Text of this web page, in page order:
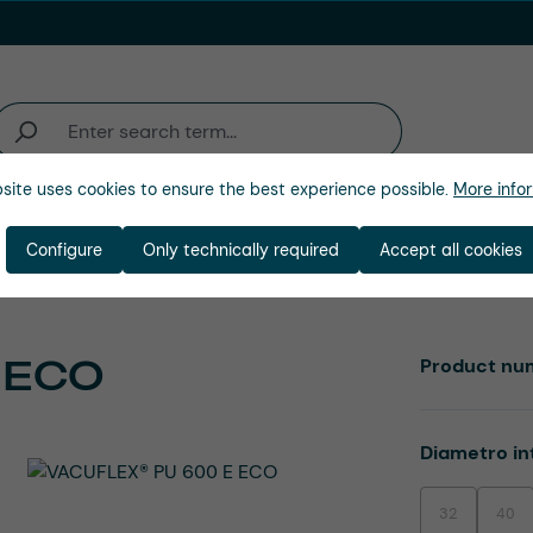
Select
Diametro
32(This option
40
Product
uses cookies to ensure the best experience possible. More
Only technically required
Configure Accept all cookies